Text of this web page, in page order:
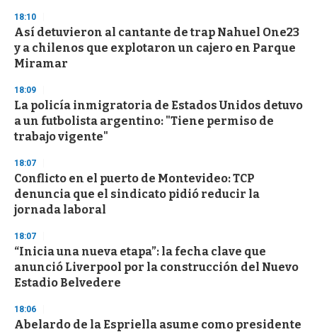
d
s
o
f
3
s
e
c
o
n
18:10
Así detuvieron al cantante de trap Nahuel One23
y a chilenos que explotaron un cajero en Parque
Miramar
18:09
La policía inmigratoria de Estados Unidos detuvo
a un futbolista argentino: "Tiene permiso de
trabajo vigente"
18:07
Conflicto en el puerto de Montevideo: TCP
denuncia que el sindicato pidió reducir la
jornada laboral
18:07
“Inicia una nueva etapa”: la fecha clave que
anunció Liverpool por la construcción del Nuevo
Estadio Belvedere
18:06
Abelardo de la Espriella asume como presidente